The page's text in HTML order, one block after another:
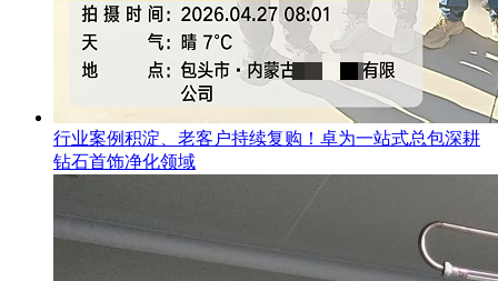
行业案例积淀、老客户持续复购！卓为一站式总包深耕
钻石首饰净化领域